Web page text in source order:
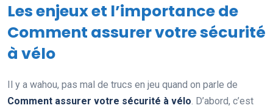
Les enjeux et l’importance de
Comment assurer votre sécurité
à vélo
Il y a wahou, pas mal de trucs en jeu quand on parle de
Comment assurer votre sécurité à vélo. D’abord, c’est